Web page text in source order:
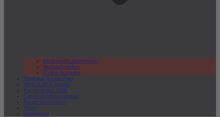
lokal.report abonnieren
Verkaufsstellen
Online Ausgabe
Regional Rundschau
Wirtschaft.Kompakt
Karriereleiter 2026
Gesundheitswegweiser
Bürgerinformation
Shop
Newsletter